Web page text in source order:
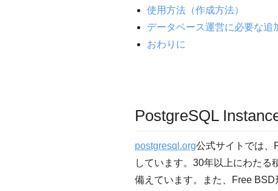
使用方法（作成方法）
データベース運営に必要な追
おわりに
PostgreSQL
postgresql.org公式サイトでは、
しています。30年以上にわた
備えています。また、Free